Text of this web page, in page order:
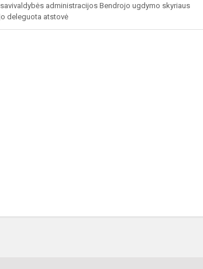
administracijos Bendrojo ugdymo skyriaus
deleguota atstovė